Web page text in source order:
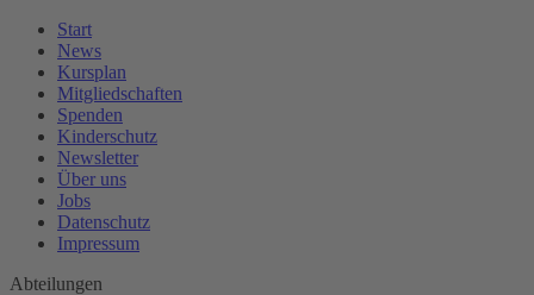
Start
News
Kursplan
Mitgliedschaften
Spenden
Kinderschutz
Newsletter
Über uns
Jobs
Datenschutz
Impressum
Abteilungen